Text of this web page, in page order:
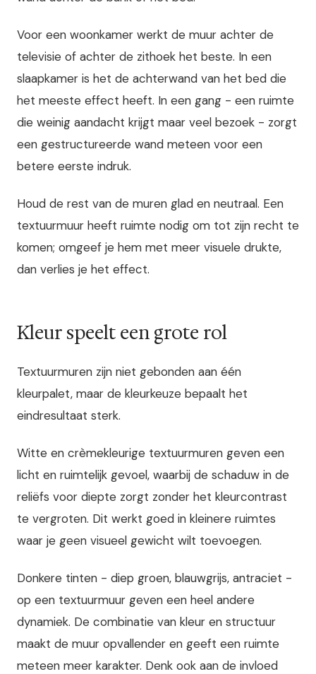
Voor een woonkamer werkt de muur achter de
televisie of achter de zithoek het beste. In een
slaapkamer is het de achterwand van het bed die
het meeste effect heeft. In een gang - een ruimte
die weinig aandacht krijgt maar veel bezoek - zorgt
een gestructureerde wand meteen voor een
betere eerste indruk.
Houd de rest van de muren glad en neutraal. Een
textuurmuur heeft ruimte nodig om tot zijn recht te
komen; omgeef je hem met meer visuele drukte,
dan verlies je het effect.
Kleur speelt een grote rol
Textuurmuren zijn niet gebonden aan één
kleurpalet, maar de kleurkeuze bepaalt het
eindresultaat sterk.
Witte en crèmekleurige textuurmuren geven een
licht en ruimtelijk gevoel, waarbij de schaduw in de
reliëfs voor diepte zorgt zonder het kleurcontrast
te vergroten. Dit werkt goed in kleinere ruimtes
waar je geen visueel gewicht wilt toevoegen.
Donkere tinten - diep groen, blauwgrijs, antraciet -
op een textuurmuur geven een heel andere
dynamiek. De combinatie van kleur en structuur
maakt de muur opvallender en geeft een ruimte
meteen meer karakter. Denk ook aan de invloed